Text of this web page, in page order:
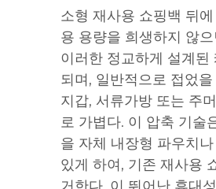
소형 재사용 쇼핑백 뒤
용 용량을 희생하지 않
이러한 정교하게 설계
되며, 일반적으로 접었
지갑, 서류가방 또는 주
로 가볍다. 이 압축 기술
을 자체 내장형 파우치
있게 하여, 기존 재사용